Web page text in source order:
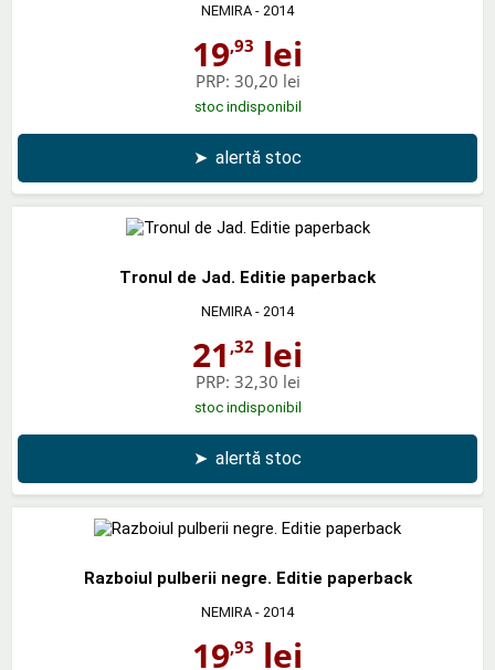
NEMIRA - 2014
19,93 lei
PRP: 30,20 lei
stoc indisponibil
➤ alertă stoc
Tronul de Jad. Editie paperback
NEMIRA - 2014
21 ,32 lei
PRP: 32,30 lei
stoc indisponibil
➤ alertă stoc
Razboiul pulberii negre. Editie paperback
NEMIRA - 2014
19,93 lei